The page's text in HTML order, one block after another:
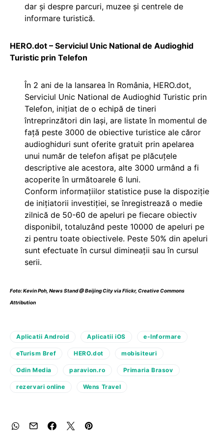
dar și despre parcuri, muzee și centrele de
informare turistică.
HERO.dot – Serviciul Unic National de Audioghid
Turistic prin Telefon
În 2 ani de la lansarea în România, HERO.dot,
Serviciul Unic National de Audioghid Turistic prin
Telefon, inițiat de o echipă de tineri
întreprinzători din Iași, are listate în momentul de
față peste 3000 de obiective turistice ale căror
audioghiduri sunt oferite gratuit prin apelarea
unui număr de telefon afișat pe plăcuțele
descriptive ale acestora, alte 3000 urmând a fi
acoperite în următoarele 6 luni.
Conform informațiilor statistice puse la dispoziție
de inițiatorii investiției, se înregistrează o medie
zilnică de 50-60 de apeluri pe fiecare obiectiv
disponibil, totaluzând peste 10000 de apeluri pe
zi pentru toate obiectivele. Peste 50% din apeluri
sunt efectuate în cursul dimineații sau în cursul
serii.
Foto:Kevin Poh News Stand @ Beijing Cityvia Flickr, Creative Commons
Attribution
Aplicatii Android Aplicatii iOS e-Informare
eTurism Bref HERO.dot mobisiteuri
Odin Media paravion.ro Primaria Brasov
rezervari online Wens Travel